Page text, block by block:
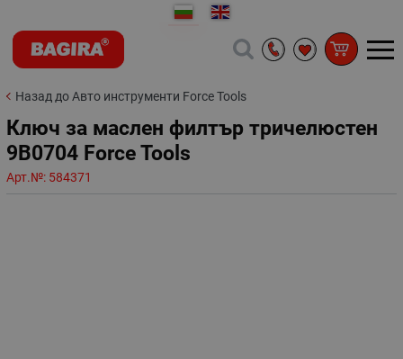
Назад до Авто инструменти Force Tools
Ключ за маслен филтър тричелюстен
9B0704 Force Tools
Арт.№: 584371